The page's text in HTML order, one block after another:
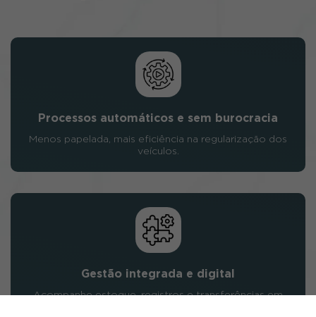
Processos automáticos e sem burocracia
Menos papelada, mais eficiência na regularização dos
veículos.
Gestão integrada e digital
Acompanhe estoque, registros e transferências em